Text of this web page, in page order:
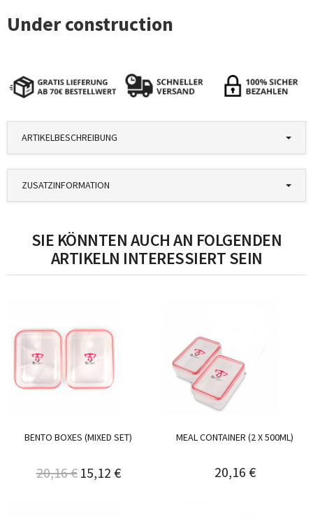
ARTIKELBESCHREIBUNG
ZUSATZINFORMATION
SIE KÖNNTEN AUCH AN FOLGENDEN
ARTIKELN INTERESSIERT SEIN
BENTO BOXES (MIXED SET)
20,16 € 15,12 €
MEAL CONTAINER (2 X 500ML)
20,16 €